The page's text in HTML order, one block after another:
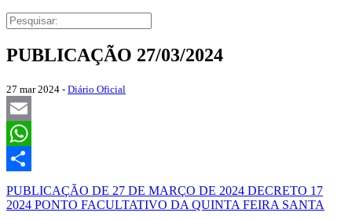
PUBLICAÇÃO 27/03/2024
27 mar 2024 - Diário Oficial
Email
WhatsApp
Share
PUBLICAÇÃO DE 27 DE MARÇO DE 2024 DECRETO 17
2024 PONTO FACULTATIVO DA QUINTA FEIRA SANTA